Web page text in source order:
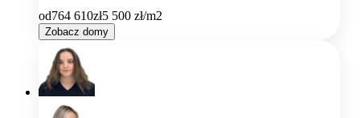
od764 610zł5 500 zł/m2
Zobacz domy